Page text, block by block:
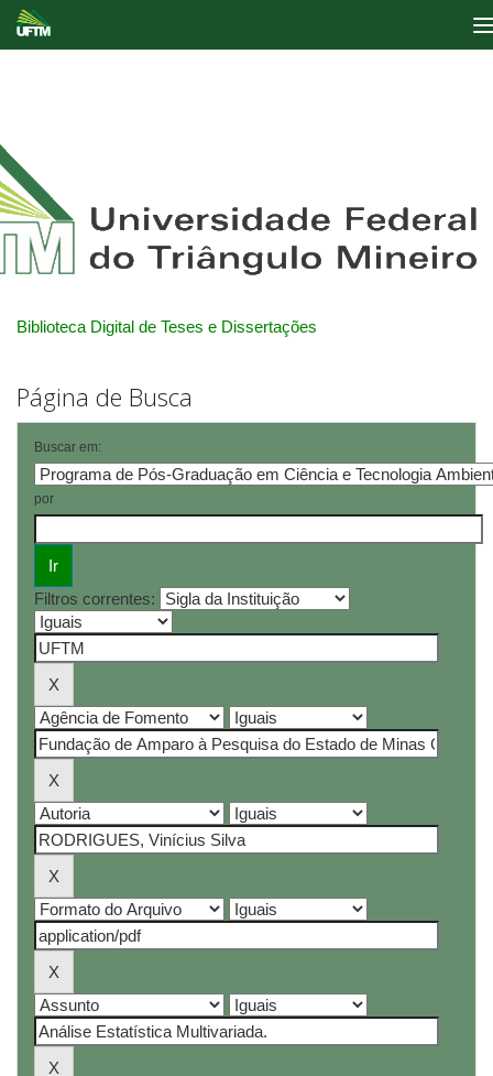
Biblioteca Digital de Teses e Dissertações
Página de Busca
Buscar em:
por
Filtros correntes: